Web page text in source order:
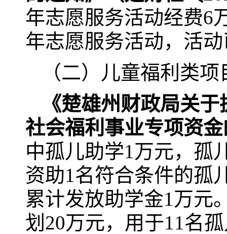
年志愿服务活动经费6
年志愿服务活动，活
（二）儿童福利类项
《楚雄州财政局关
社会福利事业专项资
中孤儿助学1万元，孤
资助1名符合条件的孤
累计发放助学金1万元
划20万元，用于11名